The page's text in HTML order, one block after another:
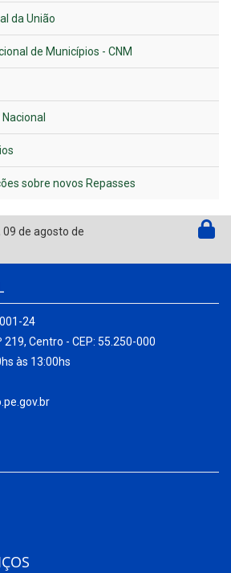
da União
de Municípios - CNM
sobre novos Repasses
09 de agosto de
24
219, Centro - CEP: 55.250-000
às 13:00hs